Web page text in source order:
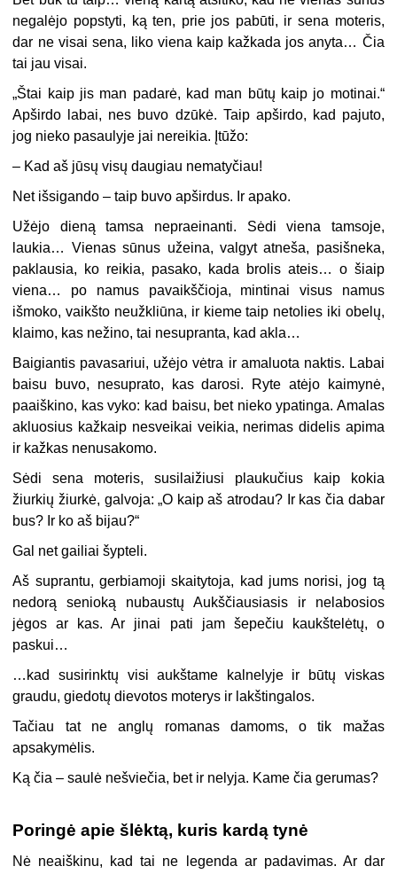
negalėjo popstyti, ką ten, prie jos pabūti, ir sena moteris,
dar ne visai sena, liko viena kaip kažkada jos anyta… Čia
tai jau visai.
„Štai kaip jis man padarė, kad man būtų kaip jo motinai.“
Apširdo labai, nes buvo dzūkė. Taip apširdo, kad pajuto,
jog nieko pasaulyje jai nereikia. Įtūžo:
– Kad aš jūsų visų daugiau nematyčiau!
Net išsigando – taip buvo apširdus. Ir apako.
Užėjo dieną tamsa nepraeinanti. Sėdi viena tamsoje,
laukia… Vienas sūnus užeina, valgyt atneša, pasišneka,
paklausia, ko reikia, pasako, kada brolis ateis… o šiaip
viena… po namus pavaikščioja, mintinai visus namus
išmoko, vaikšto neužkliūna, ir kieme taip netolies iki obelų,
klaimo, kas nežino, tai nesupranta, kad akla…
Baigiantis pavasariui, užėjo vėtra ir amaluota naktis. Labai
baisu buvo, nesuprato, kas darosi. Ryte atėjo kaimynė,
paaiškino, kas vyko: kad baisu, bet nieko ypatinga. Amalas
akluosius kažkaip nesveikai veikia, nerimas didelis apima
ir kažkas nenusakomo.
Sėdi sena moteris, susilaižiusi plaukučius kaip kokia
žiurkių žiurkė, galvoja: „O kaip aš atrodau? Ir kas čia dabar
bus? Ir ko aš bijau?“
Gal net gailiai šypteli.
Aš suprantu, gerbiamoji skaitytoja, kad jums norisi, jog tą
nedorą senioką nubaustų Aukščiausiasis ir nelabosios
jėgos ar kas. Ar jinai pati jam šepečiu kaukštelėtų, o
paskui…
…kad susirinktų visi aukštame kalnelyje ir būtų viskas
graudu, giedotų dievotos moterys ir lakštingalos.
Tačiau tat ne anglų romanas damoms, o tik mažas
apsakymėlis.
Ką čia – saulė nešviečia, bet ir nelyja. Kame čia gerumas?
Poringė apie šlėktą, kuris kardą tynė
Nė neaiškinu, kad tai ne legenda ar padavimas. Ar dar